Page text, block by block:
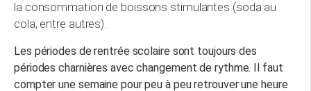
la consommation de boissons stimulantes (soda au
cola, entre autres).
Les périodes de rentrée scolaire sont toujours des
périodes charnières avec changement de rythme. Il faut
compter une semaine pour peu à peu retrouver une heure